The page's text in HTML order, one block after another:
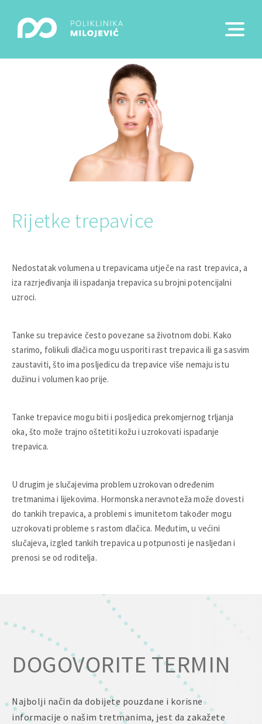
Rijetke trepavice
Nedostatak volumena u trepavicama utječe na rast trepavica, a
iza razrjeđivanja ili ispadanja trepavica su brojni potencijalni
uzroci.
Tanke su trepavice često povezane sa životnom dobi. Kako
starimo, folikuli dlačica mogu usporiti rast trepavica ili ga sasvim
zaustaviti, što ima posljedicu da trepavice više nemaju istu
dužinu i volumen kao prije.
Tanke trepavice mogu biti i posljedica prekomjernog trljanja
oka, što može trajno oštetiti kožu i uzrokovati ispadanje
trepavica.
U drugim je slučajevima problem uzrokovan određenim
tretmanima i lijekovima. Hormonska neravnoteža može dovesti
do tankih trepavica, a problemi s imunitetom također mogu
uzrokovati probleme s rastom dlačica. Međutim, u većini
slučajeva, izgled tankih trepavica u potpunosti je nasljedan i
prenosi se od roditelja.
DOGOVORITE TERMIN
Najbolji način da dobijete pouzdane i korisne
informacije o našim tretmanima, jest da zakažete